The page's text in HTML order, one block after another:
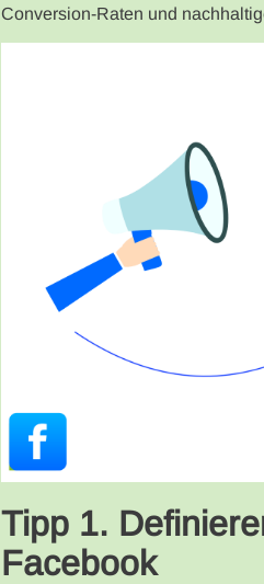
Conversion-Raten und
Tipp 1.
Facebook